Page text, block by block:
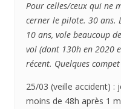
Pour celles/ceux qui ne
cerner le pilote. 30 ans.
10 ans, vole beaucoup
vol (dont 130h en 2020
récent. Quelques
25/03 (veille accident) :
moins de 48h après 1